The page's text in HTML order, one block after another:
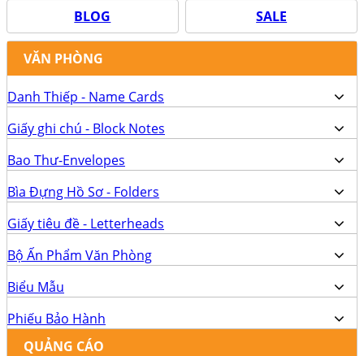
BLOG SALE
VĂN PHÒNG
Danh Thiếp - Name Cards
Giấy ghi chú - Block Notes
Bao Thư-Envelopes
Bìa Đựng Hồ Sơ - Folders
Giấy tiêu đề - Letterheads
Bộ Ấn Phẩm Văn Phòng
Biểu Mẫu
Phiếu Bảo Hành
QUẢNG CÁO